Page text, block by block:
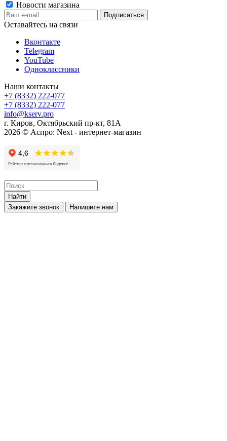
Новости магазина
Оставайтесь на связи
Вконтакте
Telegram
YouTube
Одноклассники
Наши контакты
+7 (8332) 222-077
+7 (8332) 222-077
info@kserv.pro
г. Киров, Октябрьский пр-кт, 81А
2026 © Аспро: Next - интернет-магазин
Найти
Закажите звонок
Напишите нам